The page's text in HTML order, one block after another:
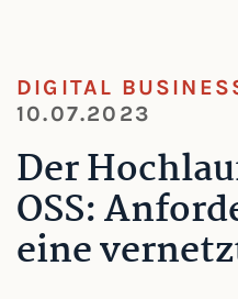
DIGITAL
10.07.2023
Der
OSS:
eine